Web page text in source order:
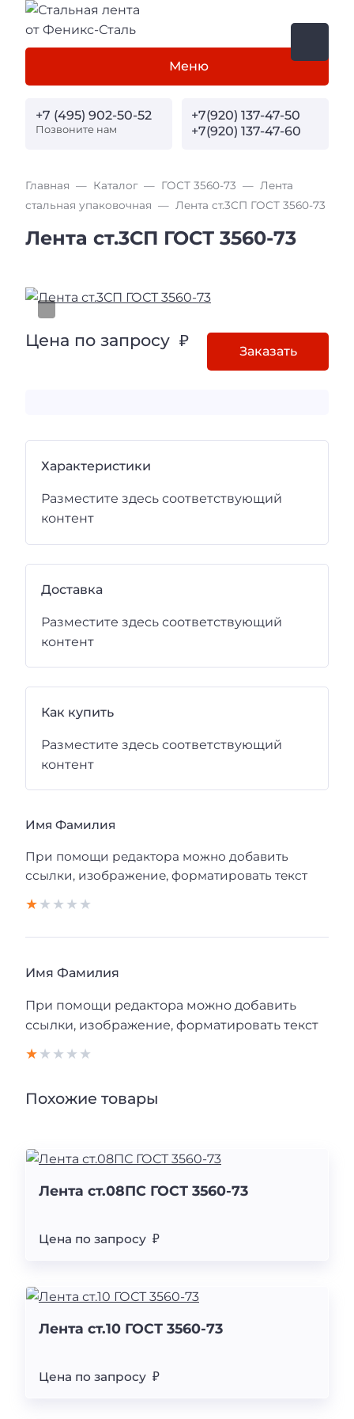
Меню
+7 (495) 902-50-52
Позвоните нам
+7(920) 137-47-50
+7(920) 137-47-60
Главная Каталог ГОСТ 3560-73
Лента
стальная упаковочная
Лента ст.3СП ГОСТ 3560-73
Лента ст.3СП ГОСТ 3560-73
Цена по запросу ₽
Заказать
Характеристики
Разместите здесь соответствующий
контент
Доставка
Разместите здесь соответствующий
контент
Как купить
Разместите здесь соответствующий
контент
Имя Фамилия
При помощи редактора можно добавить
ссылки, изображение, форматировать текст
Имя Фамилия
При помощи редактора можно добавить
ссылки, изображение, форматировать текст
Похожие товары
Лента ст.08ПС ГОСТ 3560-73
Цена по запросу ₽
Лента ст.10 ГОСТ 3560-73
Цена по запросу ₽